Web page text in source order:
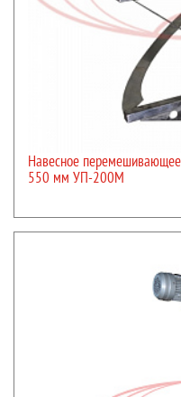
Навесное перемешивающее
550 мм УП-200М